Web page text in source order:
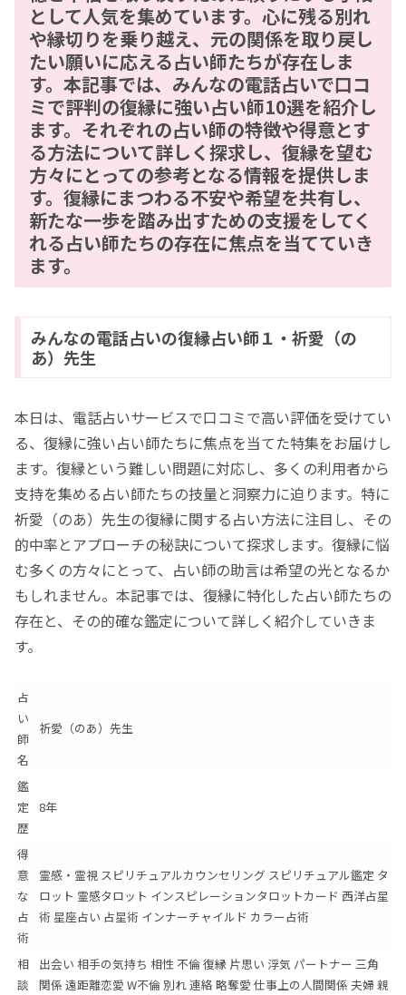
として人気を集めています。心に残る別れ
や縁切りを乗り越え、元の関係を取り戻し
たい願いに応える占い師たちが存在しま
す。本記事では、みんなの電話占いで口コ
ミで評判の復縁に強い占い師10選を紹介し
ます。それぞれの占い師の特徴や得意とす
る方法について詳しく探求し、復縁を望む
方々にとっての参考となる情報を提供しま
す。復縁にまつわる不安や希望を共有し、
新たな一歩を踏み出すための支援をしてく
れる占い師たちの存在に焦点を当てていき
ます。
みんなの電話占いの復縁占い師１・祈愛（の
あ）先生
本日は、電話占いサービスで口コミで高い評価を受けてい
る、復縁に強い占い師たちに焦点を当てた特集をお届けし
ます。復縁という難しい問題に対応し、多くの利用者から
支持を集める占い師たちの技量と洞察力に迫ります。特に
祈愛（のあ）先生の復縁に関する占い方法に注目し、その
的中率とアプローチの秘訣について探求します。復縁に悩
む多くの方々にとって、占い師の助言は希望の光となるか
もしれません。本記事では、復縁に特化した占い師たちの
存在と、その的確な鑑定について詳しく紹介していきま
す。
占
い
師
名
祈愛（のあ）先生
鑑
定
歴
8年
得
意
な
占
術
霊感・霊視 スピリチュアルカウンセリング スピリチュアル鑑定 タ
ロット 霊感タロット インスピレーションタロットカード 西洋占星
術 星座占い 占星術 インナーチャイルド カラー占術
相
談
出会い 相手の気持ち 相性 不倫 復縁 片思い 浮気 パートナー 三角
関係 遠距離恋愛 W不倫 別れ 連絡 略奪愛 仕事上の人間関係 夫婦 親